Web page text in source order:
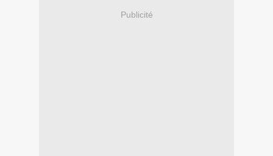
Publicité